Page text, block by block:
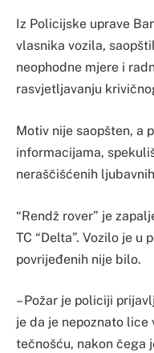
Iz Policijske uprave
vlasnika vozila,
neophodne mjere i
rasvjetljavanju
Motiv nije saopšten, a
informacijama,
neraščišćenih
“Rendž rover” je
TC “Delta”. Vozilo je u
povrijeđenih nije bilo.
– Požar je policiji
je da je nepoznato
tečnošću, nakon čega